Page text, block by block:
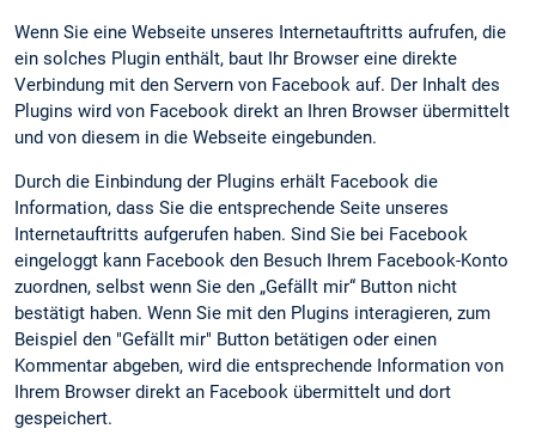
Wenn Sie eine Webseite unseres Internetauftritts aufrufen, die
ein solches Plugin enthält, baut Ihr Browser eine direkte
Verbindung mit den Servern von Facebook auf. Der Inhalt des
Plugins wird von Facebook direkt an Ihren Browser übermittelt
und von diesem in die Webseite eingebunden.
Durch die Einbindung der Plugins erhält Facebook die
Information, dass Sie die entsprechende Seite unseres
Internetauftritts aufgerufen haben. Sind Sie bei Facebook
eingeloggt kann Facebook den Besuch Ihrem Facebook-Konto
zuordnen, selbst wenn Sie den „Gefällt mir“ Button nicht
bestätigt haben. Wenn Sie mit den Plugins interagieren, zum
Beispiel den "Gefällt mir" Button betätigen oder einen
Kommentar abgeben, wird die entsprechende Information von
Ihrem Browser direkt an Facebook übermittelt und dort
gespeichert.